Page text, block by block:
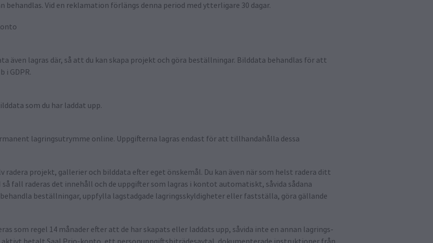
Vid en reklamation förlängs denna period med ytterligare 30 dagar.
även lagras där, så att du kan skapa projekt och göra beställningar. Bilddata behandlas för att
i GDPR.
som du har laddat upp.
lagringsutrymme online. Uppgifterna lagras endast för att tillhandahålla dessa
projekt, gallerier och bilddata efter eget önskemål. Du kan även när som helst radera ditt
fall raderas det innehåll och de uppgifter som lagras i kontot automatiskt, såvida sådana
beställningar, uppfylla lagstadgade lagringsskyldigheter eller fastställa, göra gällande
som regel 14 månader efter att de har skapats eller laddats upp, såvida inte en annan lagrings-